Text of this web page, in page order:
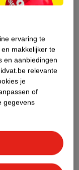
Premium
18kg), 46 stuks
42476
ervaring te
makkelijker te
en aanbiedingen
relevante
je
of
gegevens